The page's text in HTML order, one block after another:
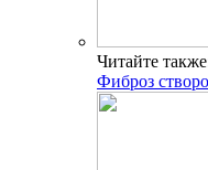
Популярные статьи